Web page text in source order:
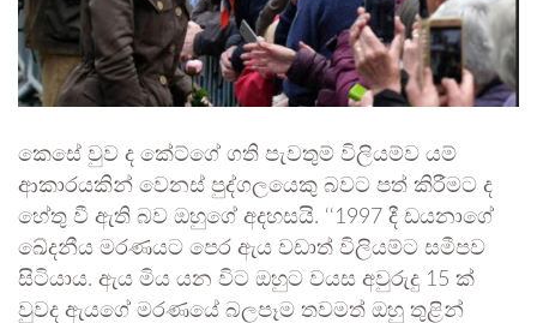
කෙසේ වුව ද කේට්ගේ ගති පැවතුම් විලියම්ව යම්
ආකාරයකින් වෙනස් පුද්ගලයෙකු බවට පත් කිරීමට ද
හේතු වී ඇති බව ඔහුගේ අදහසයි. ‘‘1997 දී ඩයනාගේ
ඛේදනීය මරණයට පෙර ඇය වඩාත් විලියම්ට සමීපව
සිටියාය. ඇය මිය යන විට ඔහුට වයස අවුරුදු 15 ක්
වුවද ඇයගේ මරණයේ බලපෑම තවමත් ඔහු තුළින්